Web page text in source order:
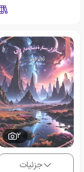
2
جزئیات